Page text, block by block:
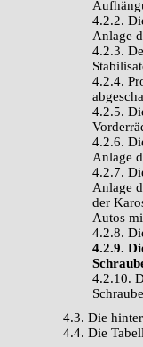
4.2.2.
Anlage
4.2.3.
4.2.4.
4.2.5.
4.2.6.
Anlage
4.2.7.
Anlage
der
Autos
4.2.8.
4.2.9.
4.2.10.
4.3. Die
4.4. Die